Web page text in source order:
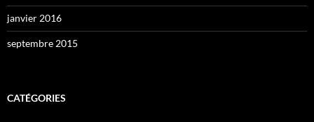
janvier 2016
septembre 2015
CATÉGORIES